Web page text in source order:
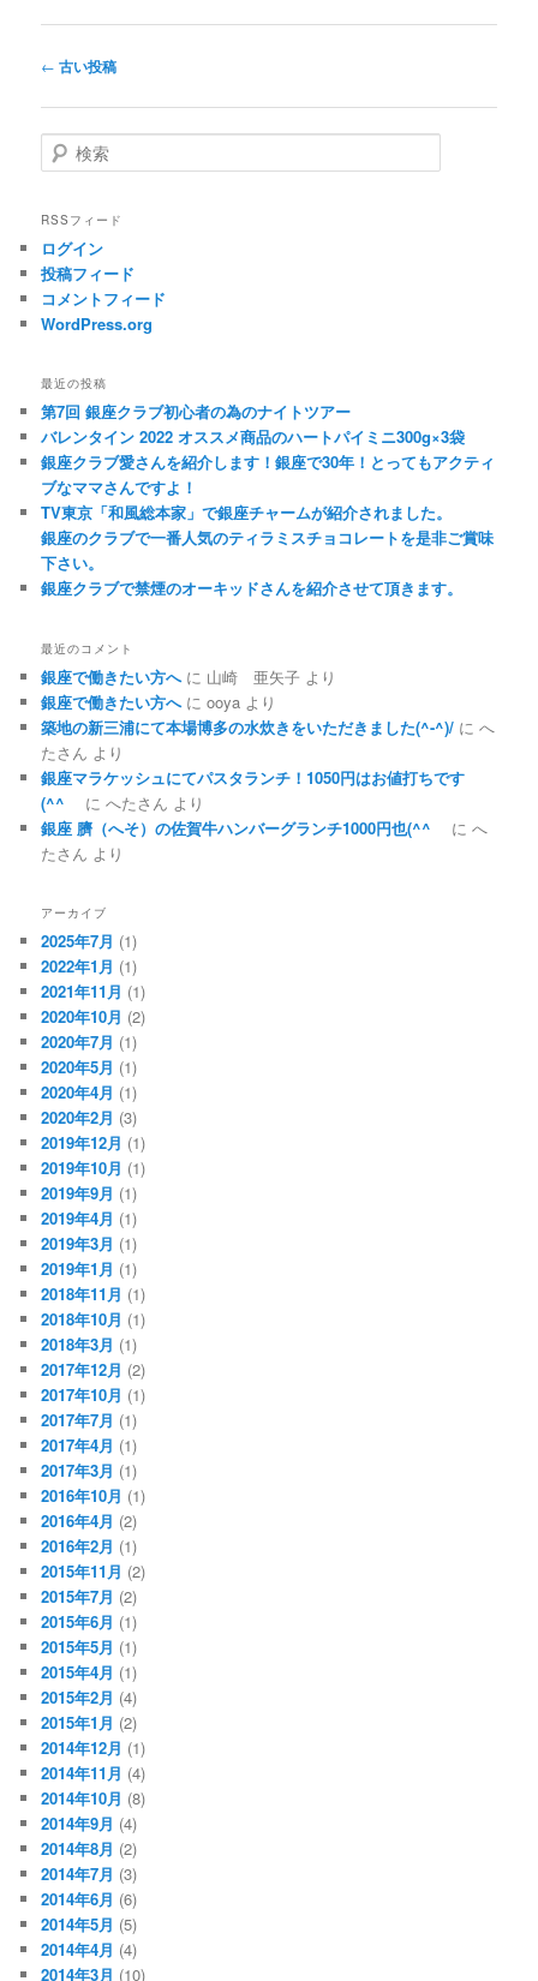
投稿ナビゲーション
← 古い投稿
検索
RSSフィード
ログイン
投稿フィード
コメントフィード
WordPress.org
最近の投稿
第7回 銀座クラブ初心者の為のナイトツアー
バレンタイン 2022 オススメ商品のハートパイミニ300g×3袋
銀座クラブ愛さんを紹介します！銀座で30年！とってもアクティ
ブなママさんですよ！
TV東京「和風総本家」で銀座チャームが紹介されました。
銀座のクラブで一番人気のティラミスチョコレートを是非ご賞味
下さい。
銀座クラブで禁煙のオーキッドさんを紹介させて頂きます。
最近のコメント
銀座で働きたい方へに 山崎 亜矢子 より
銀座で働きたい方へにooya より
築地の新三浦にて本場博多の水炊きをいただきました(^-^)/ にへ
たさん より
銀座マラケッシュにてパスタランチ！1050円はお値打ちです
(^^ゞ
にへたさん より
銀座 臍（へそ）の佐賀牛ハンバーグランチ1000円也(^^ゞ
にへ
たさん より
アーカイブ
2025年7月 (1)
2022年1月 (1)
2021年11月 (1)
2020年10月 (2)
2020年7月 (1)
2020年5月 (1)
2020年4月 (1)
2020年2月 (3)
2019年12月 (1)
2019年10月 (1)
2019年9月 (1)
2019年4月 (1)
2019年3月 (1)
2019年1月 (1)
2018年11月 (1)
2018年10月 (1)
2018年3月 (1)
2017年12月 (2)
2017年10月 (1)
2017年7月 (1)
2017年4月 (1)
2017年3月 (1)
2016年10月 (1)
2016年4月 (2)
2016年2月 (1)
2015年11月 (2)
2015年7月 (2)
2015年6月 (1)
2015年5月 (1)
2015年4月 (1)
2015年2月 (4)
2015年1月 (2)
2014年12月 (1)
2014年11月 (4)
2014年10月 (8)
2014年9月 (4)
2014年8月 (2)
2014年7月 (3)
2014年6月 (6)
2014年5月 (5)
2014年4月 (4)
2014年3月 (10)